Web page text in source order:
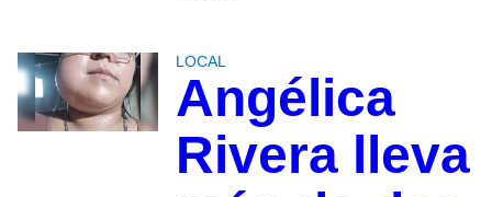
LOCAL
Angélica
Rivera lleva